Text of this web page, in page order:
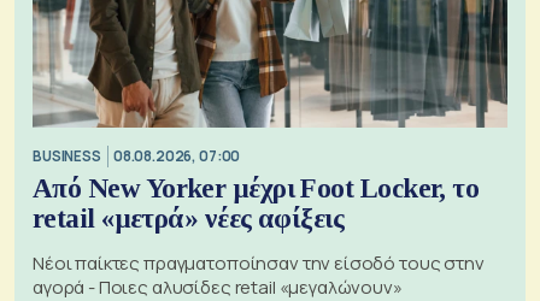
BUSINESS 08.08.2026, 07:00
Από New Yorker μέχρι Foot Locker, το
retail «μετρά» νέες αφίξεις
Νέοι παίκτες πραγματοποίησαν την είσοδό τους στην
αγορά - Ποιες αλυσίδες retail «μεγαλώνουν»